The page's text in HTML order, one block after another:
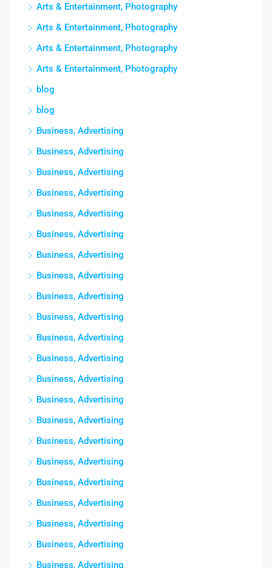
Arts & Entertainment, Photography
Arts & Entertainment, Photography
Arts & Entertainment, Photography
Arts & Entertainment, Photography
blog
blog
Business, Advertising
Business, Advertising
Business, Advertising
Business, Advertising
Business, Advertising
Business, Advertising
Business, Advertising
Business, Advertising
Business, Advertising
Business, Advertising
Business, Advertising
Business, Advertising
Business, Advertising
Business, Advertising
Business, Advertising
Business, Advertising
Business, Advertising
Business, Advertising
Business, Advertising
Business, Advertising
Business, Advertising
Business, Advertising